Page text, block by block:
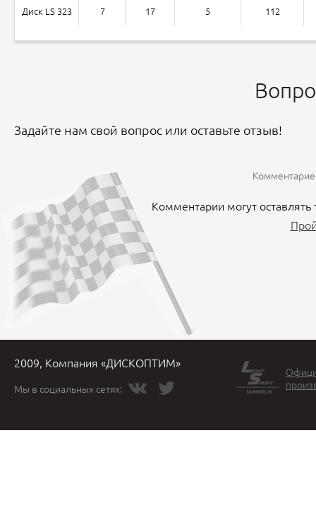
Диск LS 323 7 17 5 112
Задайте нам свой вопрос или оставьте отзыв!
Комментарии могут
2009, Компания «ДИСКОПТИМ»
Мы в социальных сетях: